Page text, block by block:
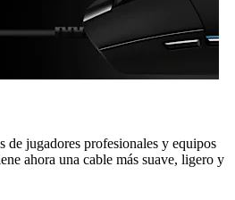
de jugadores profesionales y equipos
ahora una cable más suave, ligero y